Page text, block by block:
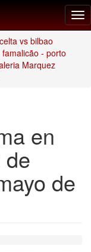
celta vs bilbao
famalicão - porto
Marquez
en
de
de